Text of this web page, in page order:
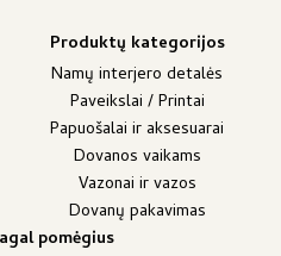
Produktų kategorijos
Namų interjero detalės
Paveikslai / Printai
Papuošalai ir aksesuarai
Dovanos vaikams
Vazonai ir vazos
Dovanų pakavimas
pomėgius